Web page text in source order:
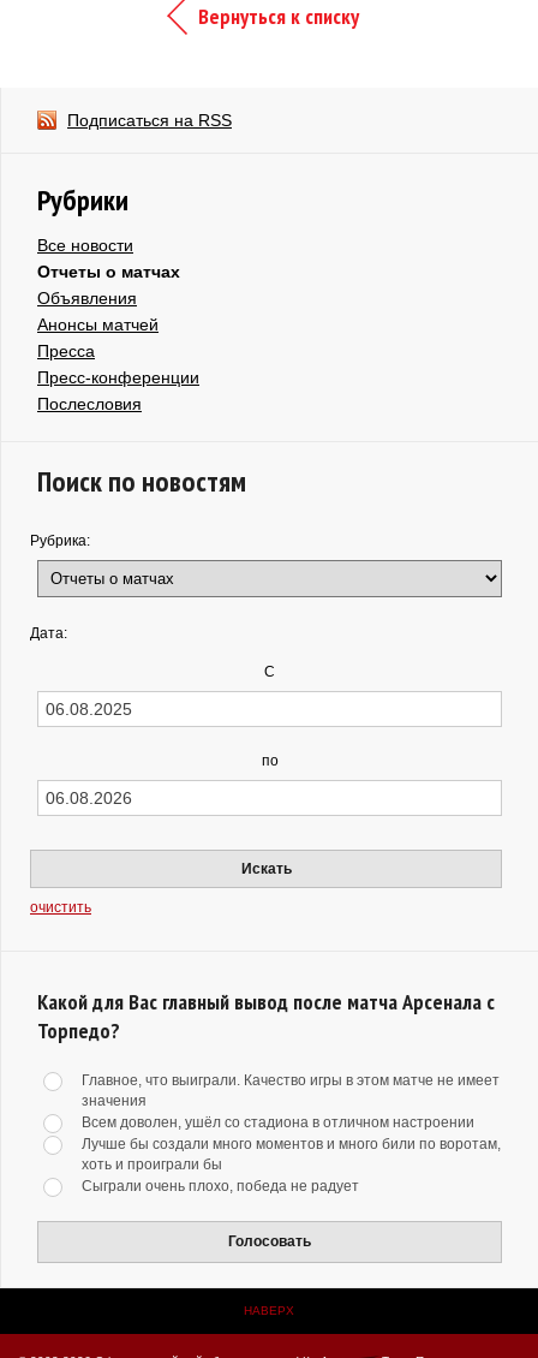
Вернуться к списку
Подписаться на RSS
Рубрики
Все новости
Отчеты о матчах
Объявления
Анонсы матчей
Пресса
Пресс-конференции
Послесловия
Поиск по новостям
Рубрика:
Дата:
С
по
Искать
очистить
Какой для Вас главный вывод после матча Арсенала с
Торпедо?
Главное, что выиграли. Качество игры в этом матче не имеет
значения
Всем доволен, ушёл со стадиона в отличном настроении
Лучше бы создали много моментов и много били по воротам,
хоть и проиграли бы
Сыграли очень плохо, победа не радует
Голосовать
НАВЕРХ